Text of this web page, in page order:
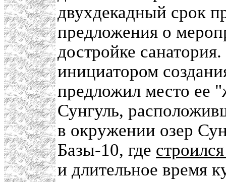
двухдекадный срок
предложения о
достройке
инициатором
предложил место ее
Сунгуль,
в окружении озер
Базы-10, где
и длительное время